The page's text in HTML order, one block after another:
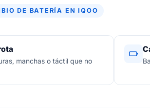
DE BATERÍA EN IQOO
manchas o táctil que no